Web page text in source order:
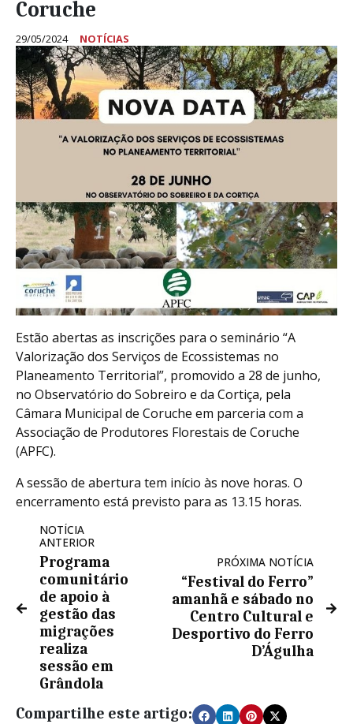
Coruche
29/05/2024 NOTÍCIAS
Estão abertas as inscrições para o seminário “A
Valorização dos Serviços de Ecossistemas no
Planeamento Territorial”, promovido a 28 de junho,
no Observatório do Sobreiro e da Cortiça, pela
Câmara Municipal de Coruche em parceria com a
Associação de Produtores Florestais de Coruche
(APFC).
A sessão de abertura tem início às nove horas. O
encerramento está previsto para as 13.15 horas.
NOTÍCIA
ANTERIOR
Programa
comunitário
de apoio à
gestão das
migrações
realiza
sessão em
Grândola
PRÓXIMA NOTÍCIA
“Festival do Ferro”
amanhã e sábado no
Centro Cultural e
Desportivo do Ferro
D’Águlha
Compartilhe este artigo: